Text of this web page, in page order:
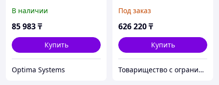
В наличии
85 983₸
Купить
Optima Systems
Под заказ
626 220₸
Купить
Товарищество с ограниченной ответственностью "Nabludenie.kz"